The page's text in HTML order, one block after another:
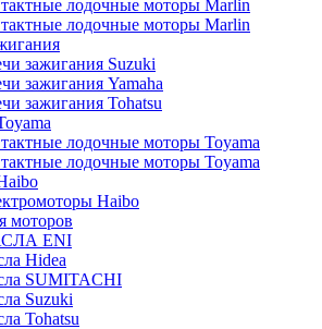
лодочные моторы Marlin
лодочные моторы Marlin
зажигания Suzuki
зажигания Yamaha
зажигания Tohatsu
лодочные моторы Toyama
лодочные моторы Toyama
Haibo
моторов
ENI
Hidea
SUMITACHI
Suzuki
Tohatsu